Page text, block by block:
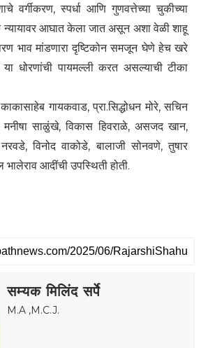
वर्गीकरण, स्पर्धा आणि गुणवत्तेच्या चुकीच्या
न्यायावर आघात केला जात असून अशा वेळी शाहू
भाव मांडणारा दृष्टिकोन समजून घेणे हेच खरे
धोरणांची पायमल्ली करत असल्याची टीका
गायकवाड, प्रा.सिद्धोधन मोरे, सचिन
मनीषा साळुंखे, विकास हिवराळे, असजद खान,
विनोद वाकोडे, बालाजी सोनवणे, तुषार
आदींची उपस्थिती होती.
सम्यक मिलिंद सर्पे
M.A ,M.C.J.